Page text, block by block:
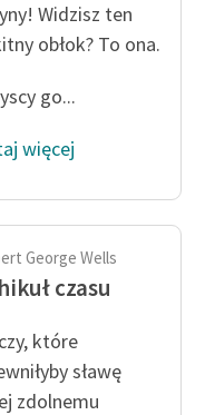
Widzisz ten
obłok? To ona.
go...
więcej
George Wells
czasu
które
sławę
zdolnemu